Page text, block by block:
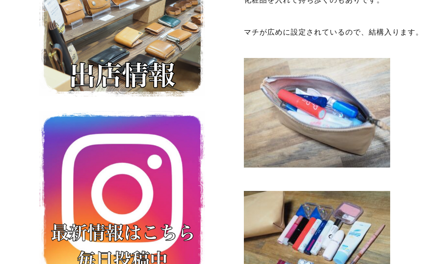
マチが広めに設定されているので、結構入ります。